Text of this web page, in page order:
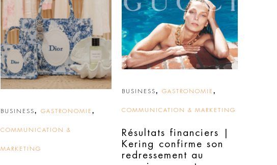
BUSINESS, GASTRONOMIE ,
COMMUNICATION &
MARKETING
BUSINESS, GASTRONOMIE ,
COMMUNICATION & MARKETING
Résultats financiers |
Kering confirme son
redressement au